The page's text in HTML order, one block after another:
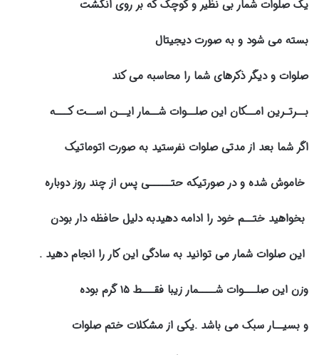
یک صلوات شمار بی نظیر و کوچک که بر روی انگشت
بسته می شود و به صورت دیجیتال
صلوات و دیگر ذکرهای شما را محاسبه می کند
بــرتـرین امــکان این صلــوات شــمار ایــن اســت کـــه
اگر شما بعد از مدتی صلوات نفرستید به صورت اتوماتیک
خاموش شده و در صورتیکه حتـــــی پس از چند روز دوباره
بخواهید ختــم خود را ادامه دهیدبه دلیل حافظه دار بودن
این صلوات شمار می توانید به سادگی این کار را انجام دهید .
وزن این صلـــوات شــــمار زیبا فقـــط ۱۵ گرم بوده
و بسیــار سبک می باشد .یکی از مشکلات ختم صلوات